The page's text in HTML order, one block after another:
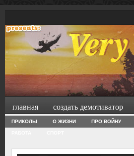
главная создать демотиватор
ПРИКОЛЫ О ЖИЗНИ ПРО ВОЙНУ